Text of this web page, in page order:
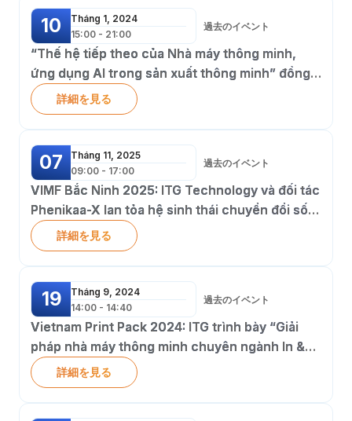
10
Tháng 1, 2024
15:00 - 21:00
過去のイベント
“Thế hệ tiếp theo của Nhà máy thông minh,
ứng dụng AI trong sản xuất thông minh” đồng
tổ chức bởi ITG Technology và Intel
詳細を見る
07
Tháng 11, 2025
09:00 - 17:00
過去のイベント
VIMF Bắc Ninh 2025: ITG Technology và đối tác
Phenikaa-X lan tỏa hệ sinh thái chuyển đổi số
nhà máy thông minh
詳細を見る
19
Tháng 9, 2024
14:00 - 14:40
過去のイベント
Vietnam Print Pack 2024: ITG trình bày “Giải
pháp nhà máy thông minh chuyên ngành In &
Bao bì” tại Hội thảo Triển lãm Quốc tế
詳細を見る